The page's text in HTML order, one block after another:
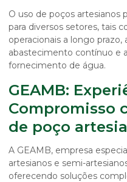
O uso de poços artesianos
para diversos setores, tais
operacionais a longo prazo,
abastecimento contínuo e
fornecimento de água.
GEAMB:
Compromisso
de poço
A GEAMB, empresa
artesianos e semi-
oferecendo soluções